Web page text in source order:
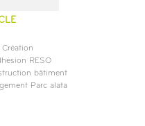
RESO
bâtiment
Parc alata